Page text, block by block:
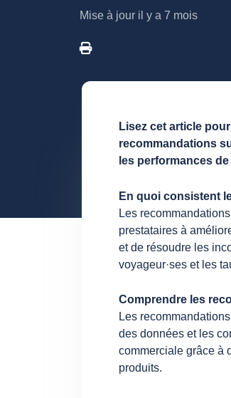
Mise à jour il y a 7 mois
Lisez cet article
recommandations
les performances
En quoi consistent
Les
prestataires à
et de résoudre les
voyageur·ses et les
Comprendre les
Les
des données et les
commerciale grâce à
produits.